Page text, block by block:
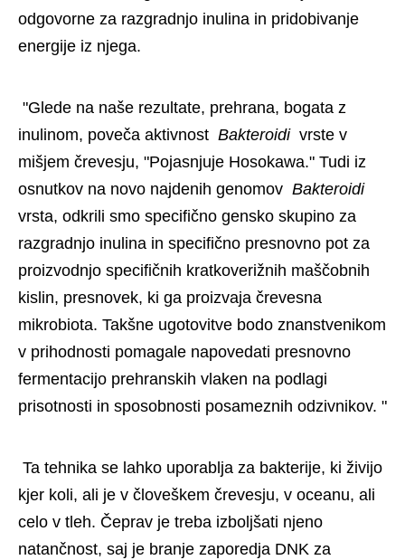
odgovorne za razgradnjo inulina in pridobivanje
energije iz njega.
inulinom, poveča aktivnost Bakteroidi vrste v
mišjem črevesju, "Pojasnjuje Hosokawa." Tudi iz
osnutkov na novo najdenih genomov
Bakteroidi
vrsta, odkrili smo specifično gensko skupino za
razgradnjo inulina in specifično presnovno pot za
proizvodnjo specifičnih kratkoverižnih maščobnih
kislin, presnovek, ki ga proizvaja črevesna
mikrobiota. Takšne ugotovitve bodo znanstvenikom
v prihodnosti pomagale napovedati presnovno
fermentacijo prehranskih vlaken na podlagi
kjer koli, ali je v človeškem črevesju, v oceanu, ali
celo v tleh. Čeprav je treba izboljšati njeno
natančnost, saj je branje zaporedja DNK za